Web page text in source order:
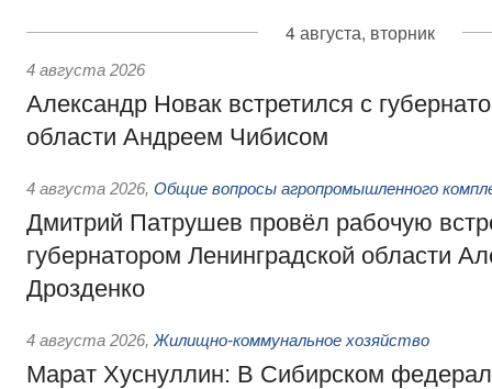
4 августа, вторник
4 августа 2026
Александр Новак встретился с
области Андреем Чибисом
4 августа 2026, Общие вопросы агропромышленного
Дмитрий Патрушев провёл рабочую
губернатором Ленинградской области
Дрозденко
4 августа 2026, Жилищно-коммунальное хозяйство
Марат Хуснуллин: В Сибирском